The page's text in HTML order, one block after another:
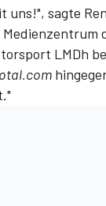
uns!", sagte
LMDh